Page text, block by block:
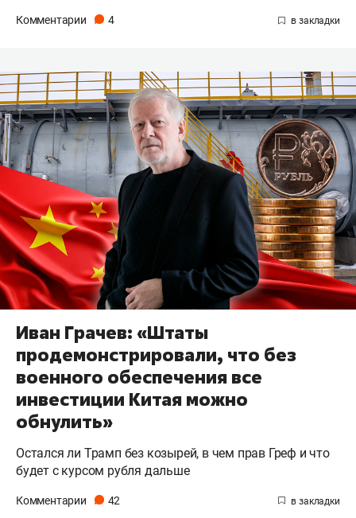
Комментарии 4
Иван Грачев: «Штаты
продемонстрировали, что без
военного обеспечения все
инвестиции Китая можно
обнулить»
Остался ли Трамп без козырей, в чем прав Греф и что
будет с курсом рубля дальше
Комментарии 42